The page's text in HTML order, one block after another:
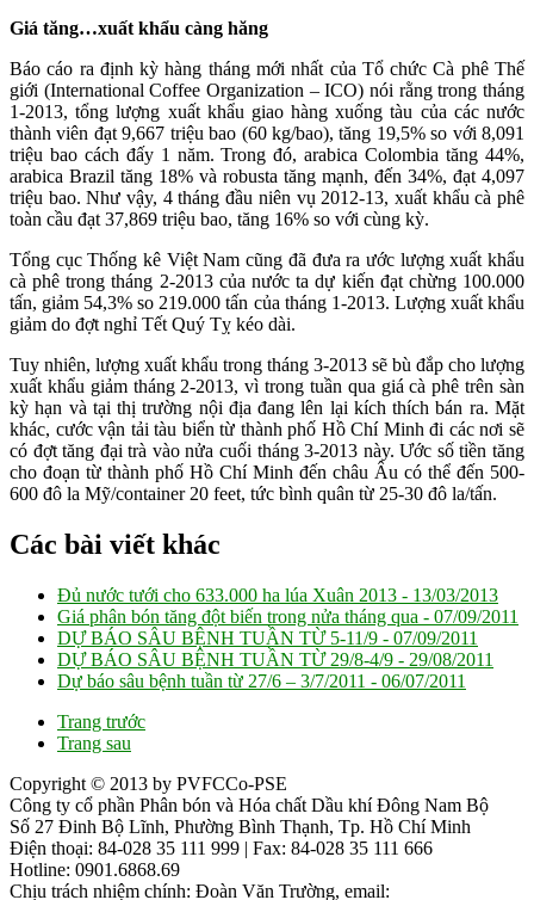
Giá tăng…xuất khẩu càng hăng
Báo cáo ra định kỳ hàng tháng mới nhất của Tổ chức Cà phê Thế
giới (International Coffee Organization – ICO) nói rằng trong tháng
1-2013, tổng lượng xuất khẩu giao hàng xuống tàu của các nước
thành viên đạt 9,667 triệu bao (60 kg/bao), tăng 19,5% so với 8,091
triệu bao cách đấy 1 năm. Trong đó, arabica Colombia tăng 44%,
arabica Brazil tăng 18% và robusta tăng mạnh, đến 34%, đạt 4,097
triệu bao. Như vậy, 4 tháng đầu niên vụ 2012-13, xuất khẩu cà phê
toàn cầu đạt 37,869 triệu bao, tăng 16% so với cùng kỳ.
Tổng cục Thống kê Việt Nam cũng đã đưa ra ước lượng xuất khẩu
cà phê trong tháng 2-2013 của nước ta dự kiến đạt chừng 100.000
tấn, giảm 54,3% so 219.000 tấn của tháng 1-2013. Lượng xuất khẩu
giảm do đợt nghỉ Tết Quý Tỵ kéo dài.
Tuy nhiên, lượng xuất khẩu trong tháng 3-2013 sẽ bù đắp cho lượng
xuất khẩu giảm tháng 2-2013, vì trong tuần qua giá cà phê trên sàn
kỳ hạn và tại thị trường nội địa đang lên lại kích thích bán ra. Mặt
khác, cước vận tải tàu biển từ thành phố Hồ Chí Minh đi các nơi sẽ
có đợt tăng đại trà vào nửa cuối tháng 3-2013 này. Ước số tiền tăng
cho đoạn từ thành phố Hồ Chí Minh đến châu Âu có thể đến 500-
600 đô la Mỹ/container 20 feet, tức bình quân từ 25-30 đô la/tấn.
Các bài viết khác
Đủ nước tưới cho 633.000 ha lúa Xuân 2013 - 13/03/2013
Giá phân bón tăng đột biến trong nửa tháng qua - 07/09/2011
DỰ BÁO SÂU BỆNH TUẦN TỪ 5-11/9 - 07/09/2011
DỰ BÁO SÂU BỆNH TUẦN TỪ 29/8-4/9 - 29/08/2011
Dự báo sâu bệnh tuần từ 27/6 – 3/7/2011 - 06/07/2011
Trang trước
Trang sau
Copyright © 2013 by PVFCCo-PSE
Công ty cổ phần Phân bón và Hóa chất Dầu khí Đông Nam Bộ
Số 27 Đinh Bộ Lĩnh, Phường Bình Thạnh, Tp. Hồ Chí Minh
Điện thoại: 84-028 35 111 999 | Fax: 84-028 35 111 666
Hotline: 0901.6868.69
Chịu trách nhiệm chính: Đoàn Văn Trường, email: